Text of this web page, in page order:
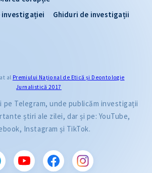
investigației
Ghiduri de investigații
al Premiului Naţional de Etică și Deontologie
Jurnalistică 2017
pe Telegram, unde publicăm investigații
știri ale zilei, dar și pe: YouTube,
Instagram și TikTok.